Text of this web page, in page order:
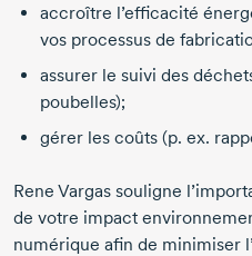
accroître l’efficacité
vos processus de
assurer le suivi des
poubelles);
gérer les coûts (p. ex.
Rene Vargas souligne
de votre impact
numérique afin de minimiser